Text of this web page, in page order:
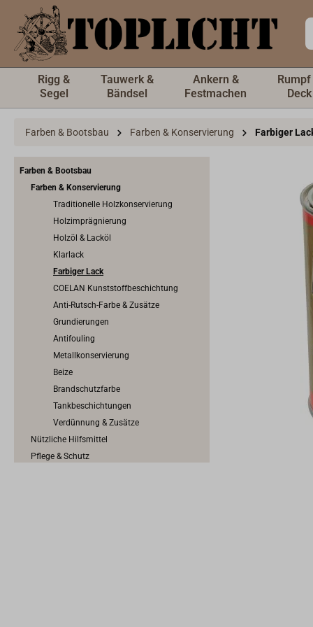
springen
Rigg &
Segel
Tauwerk &
Bändsel
Ankern &
Festmachen
Rumpf
Deck
Farben & Bootsbau Farben & Konservierung Farbiger
Farben & Bootsbau
Farben & Konservierung
Traditionelle Holzkonservierung
Holzimprägnierung
Holzöl & Lacköl
Klarlack
Farbiger Lack
COELAN Kunststoffbeschichtung
Anti-Rutsch-Farbe & Zusätze
Grundierungen
Antifouling
Metallkonservierung
Beize
Brandschutzfarbe
Tankbeschichtungen
Verdünnung & Zusätze
Nützliche Hilfsmittel
Pflege & Schutz